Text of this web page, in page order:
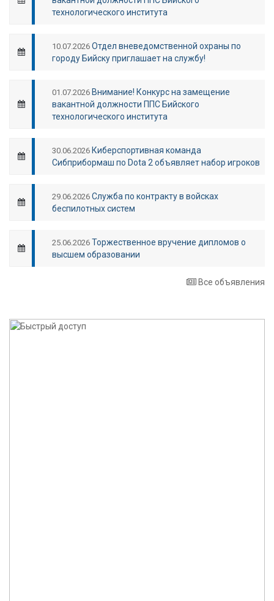
технологического института
10.07.2026 Отдел вневедомственной охраны по
городу Бийску приглашает на службу!
01.07.2026 Внимание! Конкурс на замещение
вакантной должности ППС Бийского
технологического института
30.06.2026 Киберспортивная команда
Сибприбормаш по Dota 2 объявляет набор игроков
29.06.2026 Служба по контракту в войсках
беспилотных систем
25.06.2026 Торжественное вручение дипломов о
высшем образовании
Все объявления